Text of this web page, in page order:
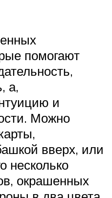
помогают
а,
и
Можно
вверх, или
несколько
окрашенных